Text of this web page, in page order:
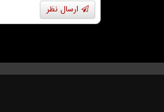
ارسال نظر